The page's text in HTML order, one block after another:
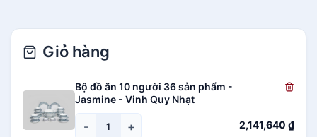
Giỏ hàng
Bộ đồ ăn 10 người 36 sản phẩm -
Jasmine - Vinh Quy Nhạt
- + 2,141,640 ₫